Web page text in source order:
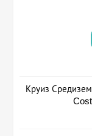
Круиз